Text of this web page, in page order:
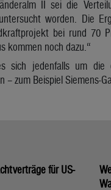
II sei die
worden. Die
bei rund 70
kommen noch dazu.“
sich jedenfalls um
– zum Beispiel Siemens-
für US-